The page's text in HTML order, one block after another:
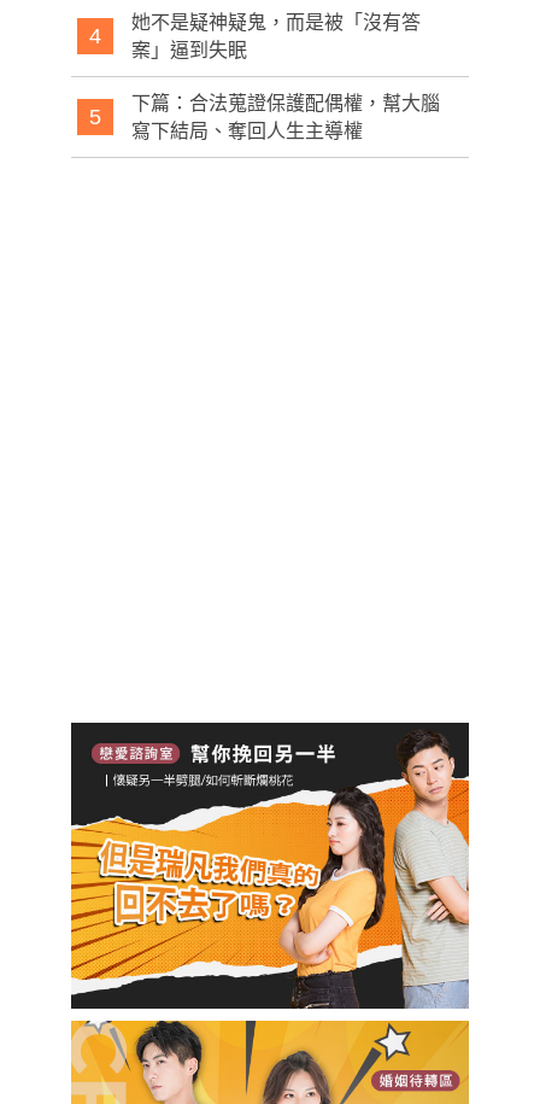
4
她不是疑神疑鬼，而是被「沒有答
案」逼到失眠
5
下篇：合法蒐證保護配偶權，幫大腦
寫下結局、奪回人生主導權